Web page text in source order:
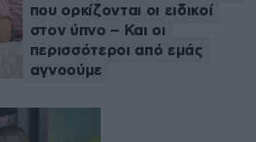
που ορκίζονται οι ειδικοί
στον ύπνο – Και οι
περισσότεροι από εμάς
αγνοούμε